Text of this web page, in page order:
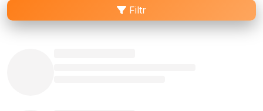
Filtr